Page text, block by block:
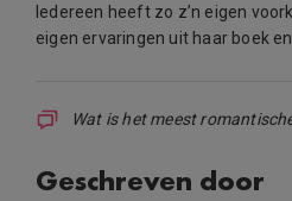
Iedereen heeft zo z’n eigen
eigen ervaringen uit haar boek
Wat is het meest
Geschreven door